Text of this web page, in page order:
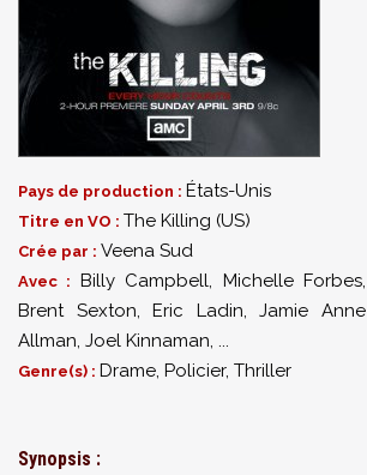
Pays de production : États-Unis
Titre en VO : The Killing (US)
Crée par : Veena Sud
Avec : Billy Campbell, Michelle Forbes,
Brent Sexton,Eric Ladin,Jamie Anne
Allman, Joel Kinnaman, ...
Genre(s) : Drame, Policier, Thriller
Synopsis :